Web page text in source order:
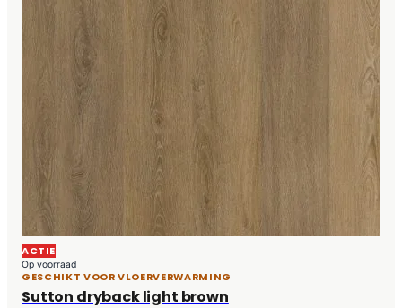
ACTIE
Op voorraad
GESCHIKT VOOR VLOERVERWARMING
Sutton dryback light brown